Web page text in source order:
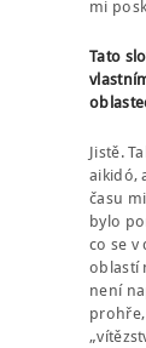
mi
Tato
Jistě.
aikidó,
času
bylo
co se v
oblastí
není